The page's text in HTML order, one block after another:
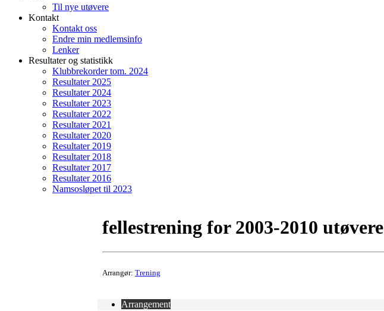
Til nye utøvere
Kontakt
Kontakt oss
Endre min medlemsinfo
Lenker
Resultater og statistikk
Klubbrekorder tom. 2024
Resultater 2025
Resultater 2024
Resultater 2023
Resultater 2022
Resultater 2021
Resultater 2020
Resultater 2019
Resultater 2018
Resultater 2017
Resultater 2016
Namsosløpet til 2023
fellestrening for 2003-2010 utøvere
Arrangør: Trening
Arrangement